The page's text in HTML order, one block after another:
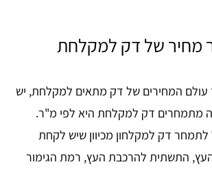
מחיר של דק למקלחת
עולם המחירים של דק מתאים למקלחת, יש
מתמחרים דק למקלחת היא לפי מ"ר.
דק למקלחון מכיוון שיש לקחת
התשתית להרכבת העץ, רמת הגימור